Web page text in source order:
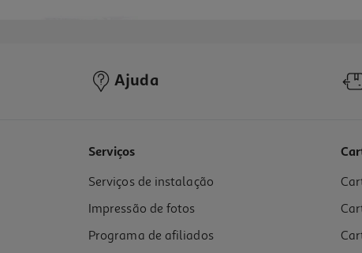
Ajuda
Serviços
Serviços de instalação
Impressão de fotos
Programa de afiliados